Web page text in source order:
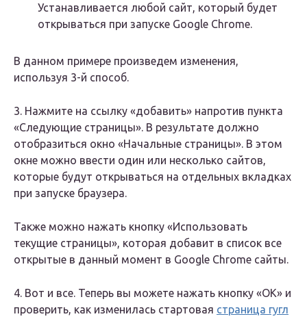
Устанавливается любой сайт, который будет
открываться при запуске Google Chrome.
В данном примере произведем изменения,
используя 3-й способ.
3. Нажмите на ссылку «добавить» напротив пункта
«Следующие страницы». В результате должно
отобразиться окно «Начальные страницы». В этом
окне можно ввести один или несколько сайтов,
которые будут открываться на отдельных вкладках
при запуске браузера.
Также можно нажать кнопку «Использовать
текущие страницы», которая добавит в список все
открытые в данный момент в Google Chrome сайты.
4. Вот и все. Теперь вы можете нажать кнопку «ОК» и
проверить, как изменилась стартовая страница гугл